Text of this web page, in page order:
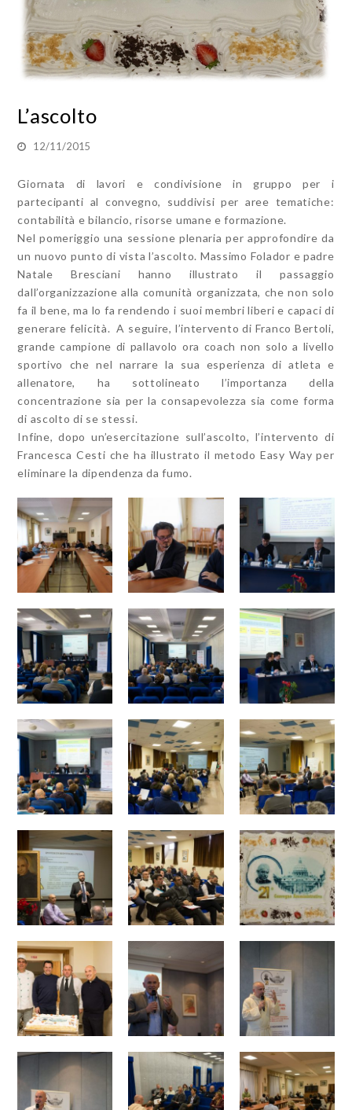
L’ascolto
12/11/2015
Giornata di lavori e condivisione in gruppo per i
partecipanti al convegno, suddivisi per aree tematiche:
contabilità e bilancio, risorse umane e formazione.
Nel pomeriggio una sessione plenaria per approfondire da
un nuovo punto di vista l’ascolto. Massimo Folador e padre
Natale Bresciani hanno illustrato il passaggio
dall’organizzazione alla comunità organizzata, che non solo
fa il bene, ma lo fa rendendo i suoi membri liberi e capaci di
generare felicità. A seguire, l’intervento di Franco Bertoli,
grande campione di pallavolo ora coach non solo a livello
sportivo che nel narrare la sua esperienza di atleta e
allenatore, ha sottolineato l’importanza della
concentrazione sia per la consapevolezza sia come forma
di ascolto di se stessi.
Infine, dopo un’esercitazione sull’ascolto, l’intervento di
Francesca Cesti che ha illustrato il metodo Easy Way per
eliminare la dipendenza da fumo.